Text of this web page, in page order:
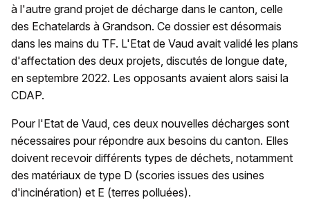
à l'autre grand projet de décharge dans le canton, celle
des Echatelards à Grandson. Ce dossier est désormais
dans les mains du TF. L'Etat de Vaud avait validé les plans
d'affectation des deux projets, discutés de longue date,
en septembre 2022. Les opposants avaient alors saisi la
CDAP.
Pour l'Etat de Vaud, ces deux nouvelles décharges sont
nécessaires pour répondre aux besoins du canton. Elles
doivent recevoir différents types de déchets, notamment
des matériaux de type D (scories issues des usines
d'incinération) et E (terres polluées).